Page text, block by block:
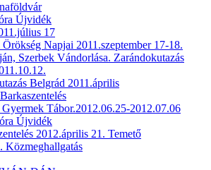
Újvidék
17
Napjai 2011.szeptember 17-18.
Szerbek Vándorlása. Zarándokutazás
Belgrád 2011.április
Tábor.2012.06.25-2012.07.06
Újvidék
2012.április 21. Temető
Közmeghallgatás